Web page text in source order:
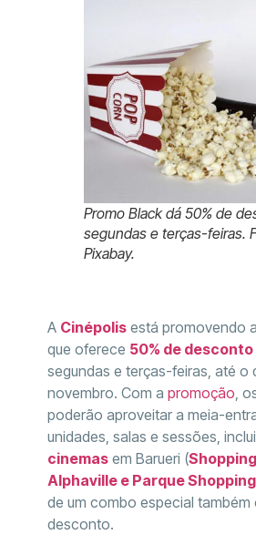
Promo Black dá 50% de
segundas e terças-feiras.
Pixabay.
A Cinépolis está promovendo
que oferece 50% de desconto
segundas e terças-feiras, até o
novembro. Com a promoção,
poderão aproveitar a meia-
unidades, salas e sessões,
cinemas em Barueri (
Alphaville e Parque
de um combo especial também
desconto.